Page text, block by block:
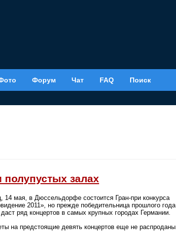
Форум Чат FAQ Поиск
залах
14 мая, в Дюссельдорфе состоится Гран-при конкурса
2011», но прежде победительница прошлого года
ряд концертов в самых крупных городах Германии.
на предстоящие девять концертов еще не распроданы.